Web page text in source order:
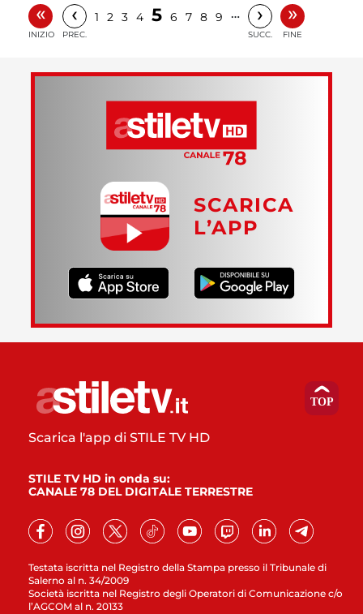
«
INIZIO
‹
PREC.
1 2 3 4 5 6 7 8 9 … ›
SUCC.
»
FINE
SCARICA
L’APP
Testata iscritta nel Registro della Stampa presso il Tribunale di
Salerno al n. 34/2009
Società iscritta nel Registro degli Operatori di Comunicazione c/o
l’AGCOM al n. 20133
Scarica l'app di STILE TV HD
STILE TV HD in onda su:
CANALE 78 DEL DIGITALE TERRESTRE